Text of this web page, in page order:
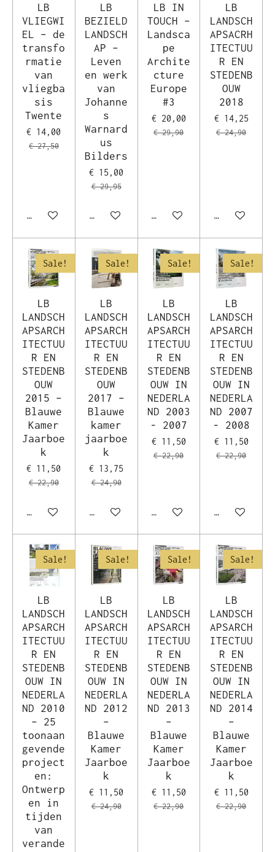
LB
VLIEGWI
EL – de
transfo
rmatie
van
vliegba
sis
Twente
€ 14,00
€ 27,50
In winkelwagen
LB
BEZIELD
LANDSCH
AP –
Leven
en werk
van
Johanne
s
Warnard
us
Bilders
€ 15,00
€ 29,95
In winkelwagen
LB IN
TOUCH –
Landsca
pe
Archite
cture
Europe
#3
€ 20,00
€ 29,90
In winkelwagen
LB
LANDSCH
APSACRH
ITECTUU
R EN
STEDENB
OUW
2018
€ 14,25
€ 24,90
In
Sale!
LB
LANDSCH
APSARCH
ITECTUU
R EN
STEDENB
OUW
2015 –
Blauwe
Kamer
Jaarboe
k
€ 11,50
€ 22,90
In winkelwagen
Sale!
LB
LANDSCH
APSARCH
ITECTUU
R EN
STEDENB
OUW
2017 –
Blauwe
kamer
jaarboe
k
€ 13,75
€ 24,90
In winkelwagen
Sale!
LB
LANDSCH
APSARCH
ITECTUU
R EN
STEDENB
OUW IN
NEDERLA
ND 2003
- 2007
€ 11,50
€ 22,90
In winkelwagen
Sale!
LB
LANDSCH
APSARCH
ITECTUU
R EN
STEDENB
OUW IN
NEDERLA
ND 2007
- 2008
€ 11,50
€ 22,90
In
Sale!
LB
LANDSCH
APSARCH
ITECTUU
R EN
STEDENB
OUW IN
NEDERLA
ND 2010
– 25
toonaan
gevende
project
en:
Ontwerp
en in
tijden
van
verande
Sale!
LB
LANDSCH
APSARCH
ITECTUU
R EN
STEDENB
OUW IN
NEDERLA
ND 2012
–
Blauwe
Kamer
Jaarboe
k
€ 11,50
€ 24,90
Sale!
LB
LANDSCH
APSARCH
ITECTUU
R EN
STEDENB
OUW IN
NEDERLA
ND 2013
–
Blauwe
Kamer
Jaarboe
k
€ 11,50
€ 22,90
Sale!
LB
LANDSCH
APSARCH
ITECTUU
R EN
STEDENB
OUW IN
NEDERLA
ND 2014
–
Blauwe
Kamer
Jaarboe
k
€ 11,50
€ 22,90